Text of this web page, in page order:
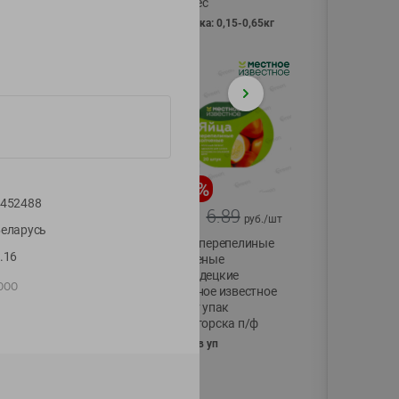
фасовка: 0,15-0,65кг
ГХИ Местное
%
6.89 руб./шт
Яйца перепелиные
копченые
Молодецкие
Местное известное
20 шт упак
Солигорска п/ф
20шт в уп